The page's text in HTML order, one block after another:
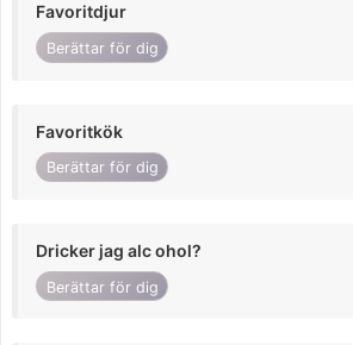
Favoritdjur
Berättar för dig
Favoritkök
Berättar för dig
Dricker jag alc ohol?
Berättar för dig